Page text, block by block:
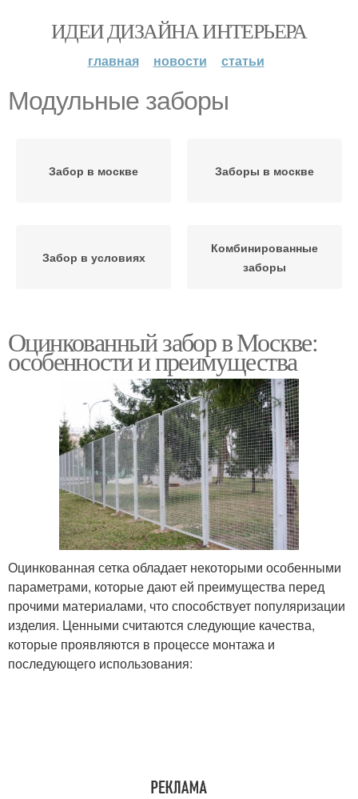
ИДЕИ ДИЗАЙНА ИНТЕРЬЕРА
главная новости статьи
Модульные заборы
Забор в москве Заборы в москве
Забор в условиях
Комбинированные
заборы
Оцинкованный забор в Москве:
особенности и преимущества
Оцинкованная сетка обладает некоторыми особенными
параметрами, которые дают ей преимущества перед
прочими материалами, что способствует популяризации
изделия. Ценными считаются следующие качества,
которые проявляются в процессе монтажа и
последующего использования: